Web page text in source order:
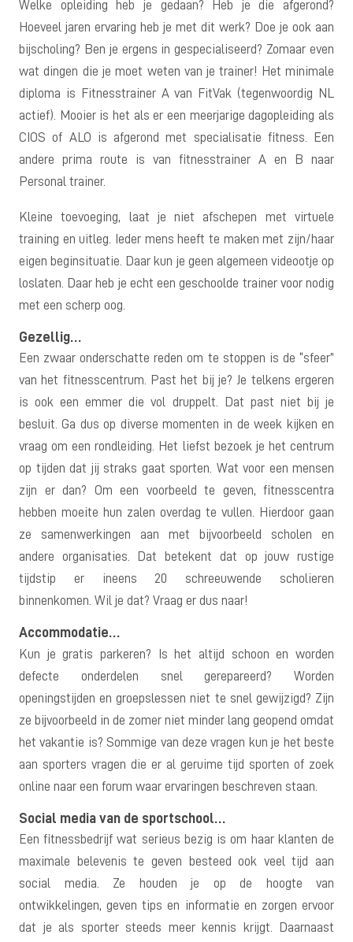
Welke opleiding heb je gedaan? Heb je die afgerond?
Hoeveel jaren ervaring heb je met dit werk? Doe je ook aan
bijscholing? Ben je ergens in gespecialiseerd? Zomaar even
wat dingen die je moet weten van je trainer! Het minimale
diploma is Fitnesstrainer A van FitVak (tegenwoordig NL
actief). Mooier is het als er een meerjarige dagopleiding als
CIOS of ALO is afgerond met specialisatie fitness. Een
andere prima route is van fitnesstrainer A en B naar
Personal trainer.
Kleine toevoeging, laat je niet afschepen met virtuele
training en uitleg. Ieder mens heeft te maken met zijn/haar
eigen beginsituatie. Daar kun je geen algemeen videootje op
loslaten. Daar heb je echt een geschoolde trainer voor nodig
met een scherp oog.
Gezellig…
Een zwaar onderschatte reden om te stoppen is de “sfeer”
van het fitnesscentrum. Past het bij je? Je telkens ergeren
is ook een emmer die vol druppelt. Dat past niet bij je
besluit. Ga dus op diverse momenten in de week kijken en
vraag om een rondleiding. Het liefst bezoek je het centrum
op tijden dat jij straks gaat sporten. Wat voor een mensen
zijn er dan? Om een voorbeeld te geven, fitnesscentra
hebben moeite hun zalen overdag te vullen. Hierdoor gaan
ze samenwerkingen aan met bijvoorbeeld scholen en
andere organisaties. Dat betekent dat op jouw rustige
tijdstip er ineens 20 schreeuwende scholieren
binnenkomen. Wil je dat? Vraag er dus naar!
Accommodatie…
Kun je gratis parkeren? Is het altijd schoon en worden
defecte onderdelen snel gerepareerd? Worden
openingstijden en groepslessen niet te snel gewijzigd? Zijn
ze bijvoorbeeld in de zomer niet minder lang geopend omdat
het vakantie is? Sommige van deze vragen kun je het beste
aan sporters vragen die er al geruime tijd sporten of zoek
online naar een forum waar ervaringen beschreven staan.
Social media van de sportschool…
Een fitnessbedrijf wat serieus bezig is om haar klanten de
maximale belevenis te geven besteed ook veel tijd aan
social media. Ze houden je op de hoogte van
ontwikkelingen, geven tips en informatie en zorgen ervoor
dat je als sporter steeds meer kennis krijgt. Daarnaast